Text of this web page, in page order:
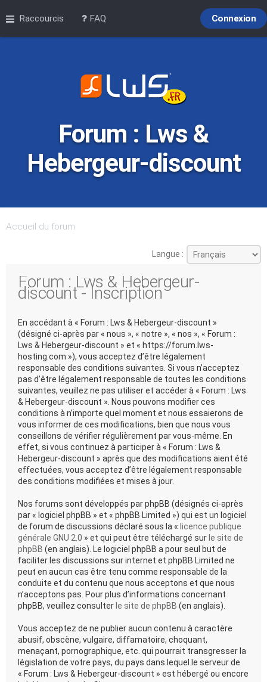
Raccourcis FAQ Connexion
Forum : Lws &
Hebergeur-discount
Accueil du forum
Langue :
Forum : Lws & Hebergeur-
discount - Inscription
En accédant à « Forum : Lws & Hebergeur-discount »
(désigné ci-après par « nous », « notre », « nos », « Forum :
Lws & Hebergeur-discount » et « https://forum.lws-
hosting.com »), vous acceptez d’être légalement
responsable des conditions suivantes. Si vous n’acceptez
pas d’être légalement responsable de toutes les conditions
suivantes, veuillez ne pas utiliser et accéder à « Forum : Lws
& Hebergeur-discount ». Nous pouvons modifier ces
conditions à n’importe quel moment et nous essaierons de
vous informer de ces modifications, bien que nous vous
conseillons de vérifier régulièrement par vous-même. En
effet, si vous continuez à participer à « Forum : Lws &
Hebergeur-discount » après que des modifications aient été
effectuées, vous acceptez d’être légalement responsable
des conditions modifiées et mises à jour.
Nos forums sont développés par phpBB (désignés ci-après
par « logiciel phpBB » et « phpBB Limited ») qui est un logiciel
de forum de discussions déclaré sous la « licence publique
générale GNU 2.0 » et qui peut être téléchargé sur le site de
phpBB (en anglais). Le logiciel phpBB a pour seul but de
faciliter les discussions sur internet et phpBB Limited ne
peut en aucun cas être tenu comme responsable de la
conduite et du contenu que nous acceptons et que nous
n’acceptons pas. Pour plus d’informations concernant
phpBB, veuillez consulter le site de phpBB (en anglais).
Vous acceptez de ne publier aucun contenu à caractère
abusif, obscène, vulgaire, diffamatoire, choquant,
menaçant, pornographique, etc. qui pourrait transgresser la
législation de votre pays, du pays dans lequel le serveur de
« Forum : Lws & Hebergeur-discount » est hébergé ou encore